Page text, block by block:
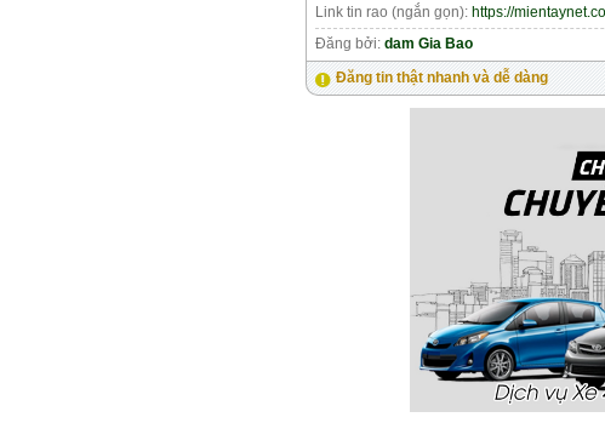
Link tin rao (ngắn gọn): https://
Đăng bởi: dam Gia Bao
Đăng tin thật nhanh và dễ dàng